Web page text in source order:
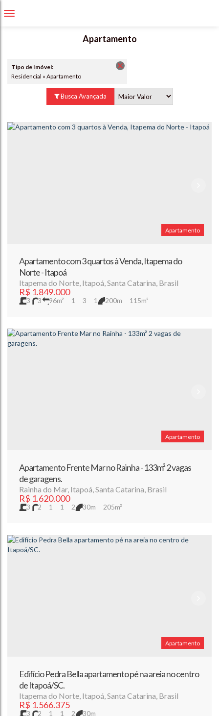
Apartamento
Tipo de Imóvel:
Residencial » Apartamento
Busca Avançada
Apartamento
Apartamento com 3 quartos à Venda, Itapema do
Norte - Itapoá
R$ 1.849.000
Itapema do Norte, Itapoá,Santa Catarina, Brasil
3 3 96m² 1 3 1 200m 115m²
Apartamento
Apartamento Frente Mar no Rainha - 133m² 2 vagas
de garagens.
R$ 1.620.000
Rainha do Mar, Itapoá,Santa Catarina, Brasil
3 2 1 1 2 30m 205m²
Apartamento
Edifício Pedra Bella apartamento pé na areia no centro
de Itapoá/SC.
R$ 1.566.375
Itapema do Norte, Itapoá,Santa Catarina, Brasil
3 2 1 1 2 30m